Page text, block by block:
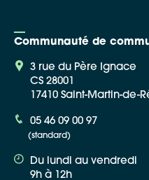
Communauté de
3 rue du Père Ignace
CS 28001
17410 Saint-Martin-de-
05 46 09 00 97
(standard)
Du lundi au vendredi
9h à 12h